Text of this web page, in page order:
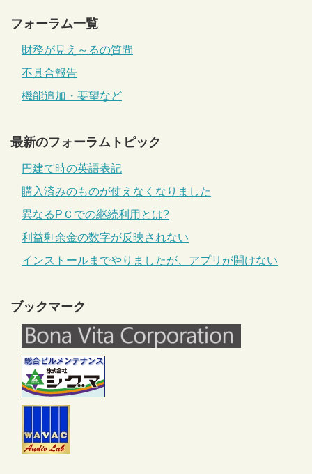
フォーラム一覧
財務が見え～るの質問
不具合報告
機能追加・要望など
最新のフォーラムトピック
円建て時の英語表記
購入済みのものが使えなくなりました
異なるPＣでの継続利用とは?
利益剰余金の数字が反映されない
インストールまでやりましたが、アプリが開けない
ブックマーク